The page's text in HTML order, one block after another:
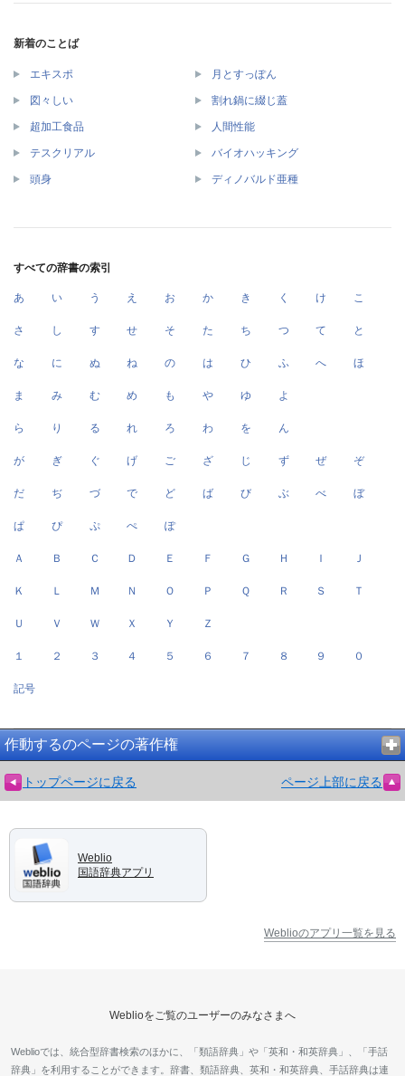
新着のことば
エキスポ 月とすっぽん
図々しい 割れ鍋に綴じ蓋
超加工食品 人間性能
テスクリアル バイオハッキング
頭身 ディノバルド亜種
すべての辞書の索引
あ い う え お か き く け こ
さ し す せ そ た ち つ て と
な に ぬ ね の は ひ ふ へ ほ
ま み む め も や ゆ よ
ら り る れ ろ わ を ん
が ぎ ぐ げ ご ざ じ ず ぜ ぞ
だ ぢ づ で ど ば び ぶ べ ぼ
ぱ ぴ ぷ ぺ ぽ
Ａ Ｂ Ｃ Ｄ Ｅ Ｆ Ｇ Ｈ Ｉ Ｊ
Ｋ Ｌ Ｍ Ｎ Ｏ Ｐ Ｑ Ｒ Ｓ Ｔ
Ｕ Ｖ Ｗ Ｘ Ｙ Ｚ
１ ２ ３ ４ ５ ６ ７ ８ ９ ０
記号
作動するのページの著作権
トップページに戻る ページ上部に戻る
Weblio
国語辞典アプリ
Weblioのアプリ一覧を見る
Weblioをご覧のユーザーのみなさまへ
Weblioでは、統合型辞書検索のほかに、「類語辞典」や「英和・和英辞典」、「手話
辞典」を利用することができます。辞書、類語辞典、英和・和英辞典、手話辞典は連